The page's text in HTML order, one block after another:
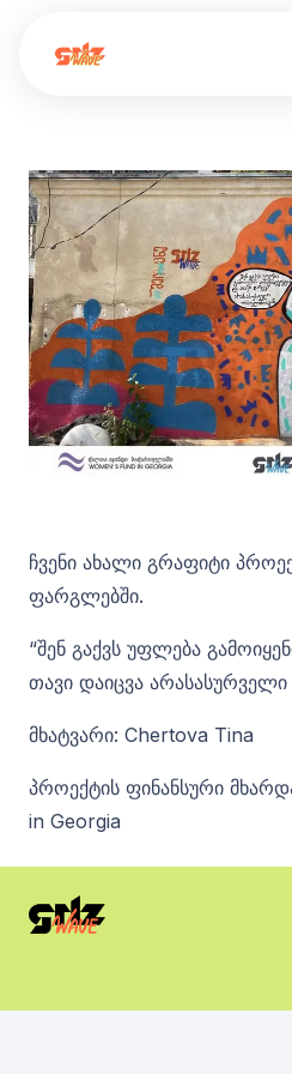
ჩვენი ახალი გრაფიტი
ფარგლებში.
“შენ გაქვს უფლება
თავი დაიცვა
მხატვარი: Chertova Tina
პროექტის ფინანსური
in Georgia